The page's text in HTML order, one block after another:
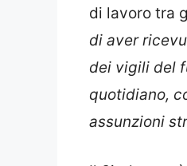
di lavoro tra
di aver
dei vigili del
quotidiano,
assunzioni